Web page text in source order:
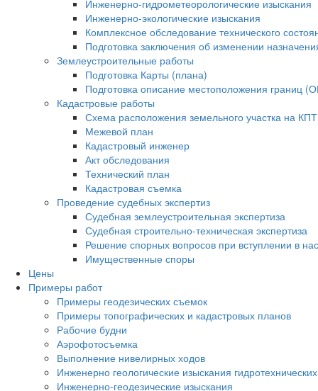
Инженерно-гидрометеорологические изыскания
Инженерно-экологические изыскания
Комплексное обследование технического
Подготовка заключения об изменении
Землеустроительные работы
Подготовка Карты (плана)
Подготовка описание местоположения границ
Кадастровые работы
Схема расположения земельного участка на КПТ
Межевой план
Кадастровый инженер
Акт обследования
Технический план
Кадастровая съемка
Проведение судебных экспертиз
Судебная землеустроительная экспертиза
Судебная строительно-техническая экспертиза
Решение спорных вопросов при вступлении в
Имущественные споры
Цены
Примеры работ
Примеры геодезических съемок
Примеры топографических и кадастровых планов
Рабочие будни
Аэрофотосъемка
Выполнение нивелирных ходов
Инженерно геологические изыскания
Инженерно-геодезические изыскания